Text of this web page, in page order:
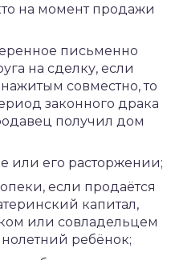
на момент продажи
письменно
на сделку, если
совместно, то
законного драка
получил дом
или его расторжении;
если продаётся
капитал,
или совладельцем
ребёнок;